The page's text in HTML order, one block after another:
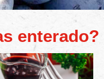
enterado?